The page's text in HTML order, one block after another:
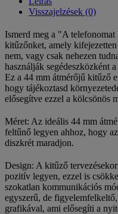
Visszajelzések (0)
Ismerd meg a "A
kitűzőnket, amely
nem, vagy csak nehezen
használják segédeszközként
Ez a 44 mm átmérőjű kitűző
hogy tájékoztasd
elősegítve ezzel a kölcsönös
Méret: Az ideális 44 mm
feltűnő legyen ahhoz, hogy
diszkrét maradjon.
Design: A kitűző
pozitív legyen, ezzel is
szokatlan kommunikációs
egyszerű, de
grafikával, ami elősegíti a